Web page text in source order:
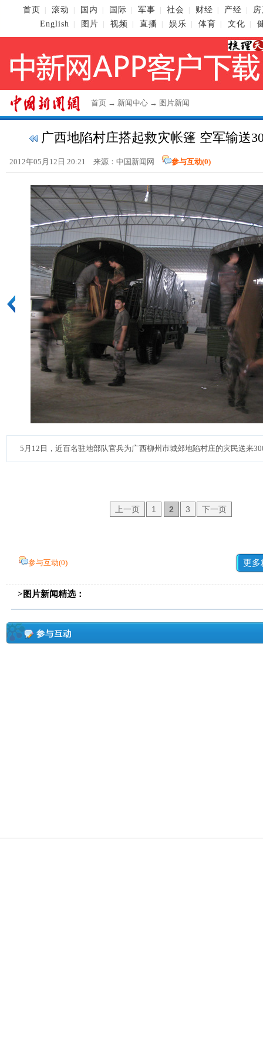
首页 滚动 国内 国际 军事 社会 财经 产经
English
图片 视频 直播 娱乐 体育 文化
首页 → 新闻中心 → 图片新闻
广西地陷村庄搭起救灾帐篷 空军输送
2012年05月12日 20:21 来源： 中国新闻网 参与互动(0)
5月12日，近百名驻地部队官兵为广西柳州市城郊地陷村庄的灾民送来
上一页 1 2 3 下一页
参与互动(0) 更多
>图片新闻精选：